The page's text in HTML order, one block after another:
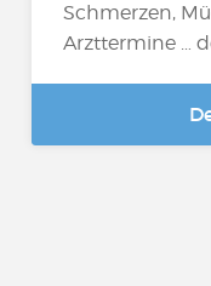
Schmerzen,
Arzttermine …